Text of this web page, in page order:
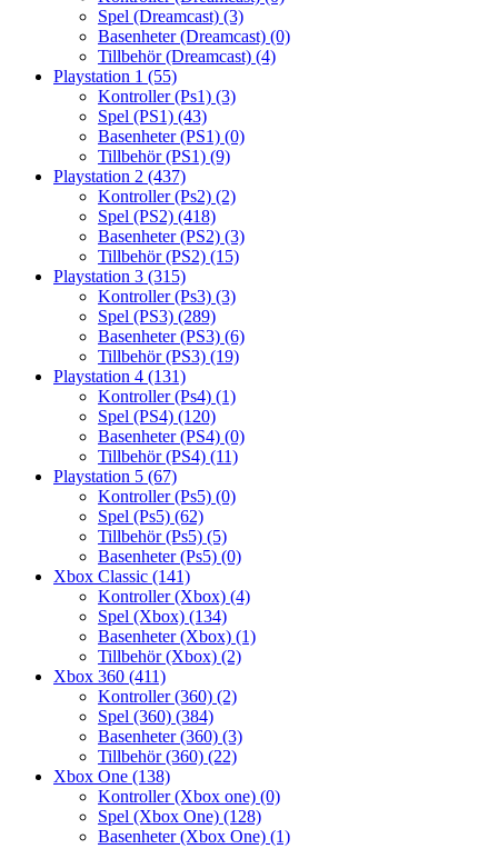
Spel (Dreamcast) (3)
Basenheter (Dreamcast) (0)
Tillbehör (Dreamcast) (4)
Playstation 1 (55)
Kontroller (Ps1) (3)
Spel (PS1) (43)
Basenheter (PS1) (0)
Tillbehör (PS1) (9)
Playstation 2 (437)
Kontroller (Ps2) (2)
Spel (PS2) (418)
Basenheter (PS2) (3)
Tillbehör (PS2) (15)
Playstation 3 (315)
Kontroller (Ps3) (3)
Spel (PS3) (289)
Basenheter (PS3) (6)
Tillbehör (PS3) (19)
Playstation 4 (131)
Kontroller (Ps4) (1)
Spel (PS4) (120)
Basenheter (PS4) (0)
Tillbehör (PS4) (11)
Playstation 5 (67)
Kontroller (Ps5) (0)
Spel (Ps5) (62)
Tillbehör (Ps5) (5)
Basenheter (Ps5) (0)
Xbox Classic (141)
Kontroller (Xbox) (4)
Spel (Xbox) (134)
Basenheter (Xbox) (1)
Tillbehör (Xbox) (2)
Xbox 360 (411)
Kontroller (360) (2)
Spel (360) (384)
Basenheter (360) (3)
Tillbehör (360) (22)
Xbox One (138)
Kontroller (Xbox one) (0)
Spel (Xbox One) (128)
Basenheter (Xbox One) (1)